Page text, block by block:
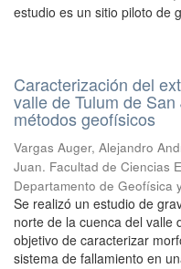
estudio es un sitio piloto de
Caracterización del
valle de Tulum de
métodos geofísicos
Vargas Auger, Alejandro
Juan. Facultad de Ciencias
Departamento de Geofísica
Se realizó un estudio de
norte de la cuenca del valle
objetivo de caracterizar
sistema de fallamiento en